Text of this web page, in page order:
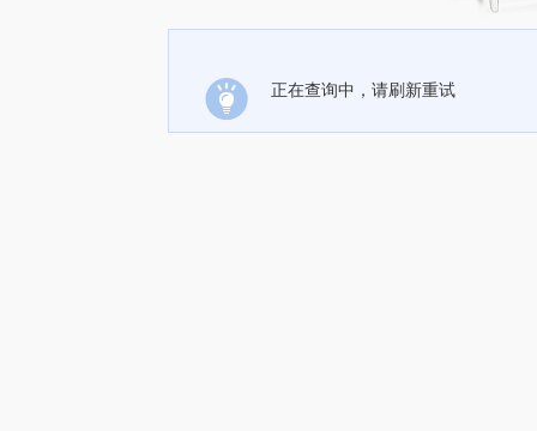
正在查询中，请刷新重试